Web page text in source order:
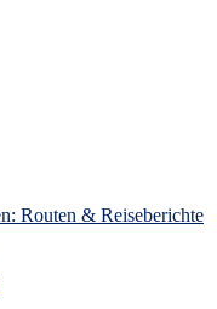
Routen & Reiseberichte